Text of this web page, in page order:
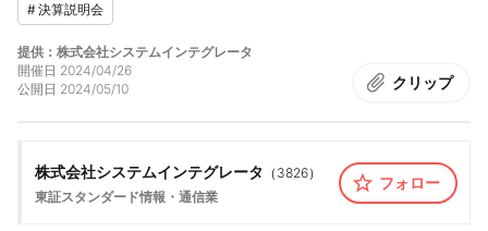
#決算説明会
提供：株式会社システムインテグレータ
開催日 2024/04/26
公開日 2024/05/10 クリップ
株式会社システムインテグレータ （ 3826）
東証スタンダード情報・通信業
フォロー